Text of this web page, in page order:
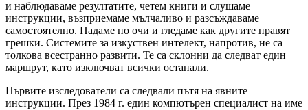
и наблюдаваме резултатите, четем книги и слушаме
инструкции, възприемаме мълчаливо и разсъждаваме
самостоятелно. Падаме по очи и гледаме как другите правят
грешки. Системите за изкуствен интелект, напротив, не са
толкова всестранно развити. Те са склонни да следват един
маршрут, като изключват всички останали.
Първите изследователи са следвали пътя на явните
инструкции. През 1984 г. един компютърен специалист на име